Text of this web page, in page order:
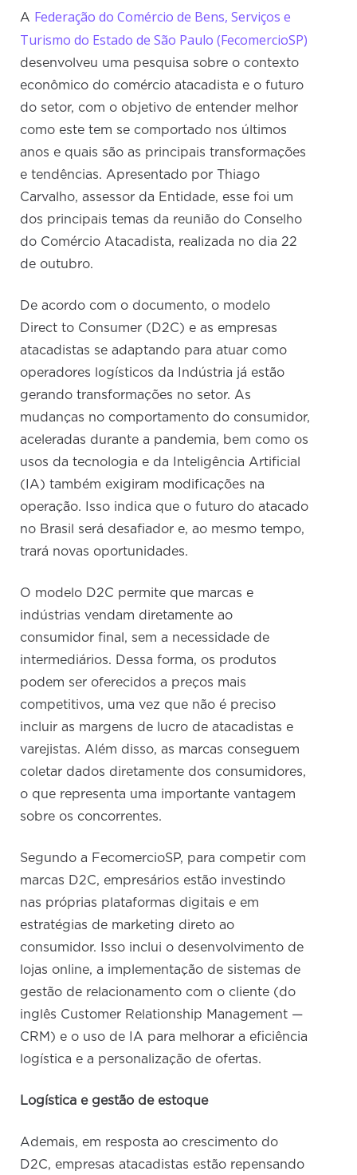
A Federação do Comércio de Bens, Serviços e
Turismo do Estado de São Paulo (FecomercioSP)
desenvolveu uma pesquisa sobre o contexto
econômico do comércio atacadista e o futuro
do setor, com o objetivo de entender melhor
como este tem se comportado nos últimos
anos e quais são as principais transformações
e tendências. Apresentado por Thiago
Carvalho, assessor da Entidade, esse foi um
dos principais temas da reunião do Conselho
do Comércio Atacadista, realizada no dia 22
de outubro.
De acordo com o documento, o modelo
Direct to Consumer (D2C) e as empresas
atacadistas se adaptando para atuar como
operadores logísticos da Indústria já estão
gerando transformações no setor. As
mudanças no comportamento do consumidor,
aceleradas durante a pandemia, bem como os
usos da tecnologia e da Inteligência Artificial
(IA) também exigiram modificações na
operação. Isso indica que o futuro do atacado
no Brasil será desafiador e, ao mesmo tempo,
trará novas oportunidades.
O modelo D2C permite que marcas e
indústrias vendam diretamente ao
consumidor final, sem a necessidade de
intermediários. Dessa forma, os produtos
podem ser oferecidos a preços mais
competitivos, uma vez que não é preciso
incluir as margens de lucro de atacadistas e
varejistas. Além disso, as marcas conseguem
coletar dados diretamente dos consumidores,
o que representa uma importante vantagem
sobre os concorrentes.
Segundo a FecomercioSP, para competir com
marcas D2C, empresários estão investindo
nas próprias plataformas digitais e em
estratégias de marketing direto ao
consumidor. Isso inclui o desenvolvimento de
lojas online, a implementação de sistemas de
gestão de relacionamento com o cliente (do
inglês Customer Relationship Management —
CRM) e o uso de IA para melhorar a eficiência
logística e a personalização de ofertas.
Logística e gestão de estoque
Ademais, em resposta ao crescimento do
D2C, empresas atacadistas estão repensando